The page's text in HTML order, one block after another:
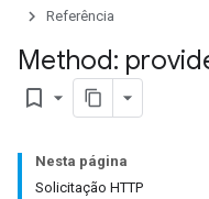
Referência
Method:
bookmark_border
Nesta página
Solicitação HTTP